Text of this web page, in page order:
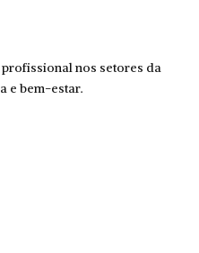
nos setores da
e bem-estar.